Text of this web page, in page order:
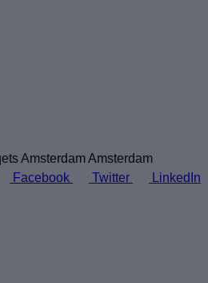
Amsterdam
Facebook Twitter LinkedIn